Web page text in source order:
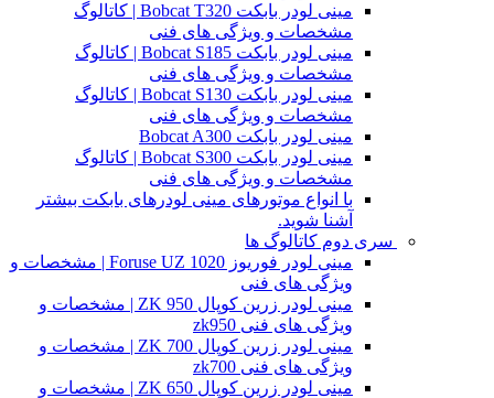
مینی لودر بابکت Bobcat T320 | کاتالوگ
مشخصات و ویژگی های فنی
مینی لودر بابکت Bobcat S185 | کاتالوگ
مشخصات و ویژگی های فنی
مینی لودر بابکت Bobcat S130 | کاتالوگ
مشخصات و ویژگی های فنی
مینی لودر بابکت Bobcat A300
مینی لودر بابکت Bobcat S300 | کاتالوگ
مشخصات و ویژگی های فنی
با انواع موتورهای مینی لودرهای بابکت بیشتر
آشنا شوید.
سری دوم کاتالوگ ها
مینی لودر فوریوز Foruse UZ 1020 | مشخصات و
ویژگی های فنی
مینی لودر زرین کوپال ZK 950 | مشخصات و
ویژگی های فنی zk950
مینی لودر زرین کوپال ZK 700 | مشخصات و
ویژگی های فنی zk700
مینی لودر زرین کوپال ZK 650 | مشخصات و